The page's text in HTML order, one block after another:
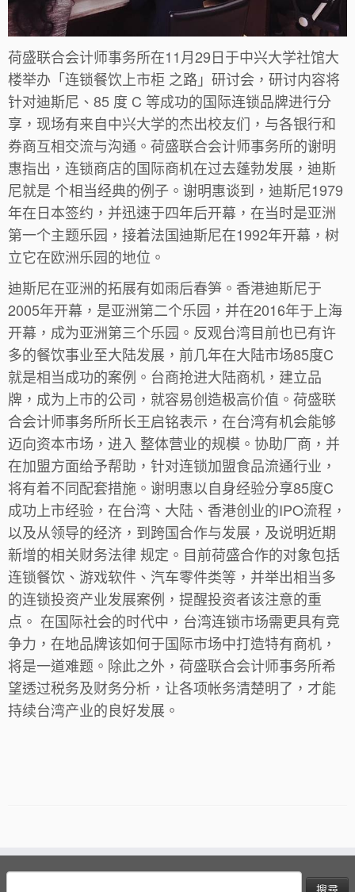
荷盛联合会计师事务所在11月29日于中兴大学社馆大
楼举办「连锁餐饮上市柜 之路」研讨会，研讨内容将
针对迪斯尼、85 度 C 等成功的国际连锁品牌进行分
享，现场有来自中兴大学的杰出校友们，与各银行和
券商互相交流与沟通。荷盛联合会计师事务所的谢明
惠指出，连锁商店的国际商机在过去蓬勃发展，迪斯
尼就是 个相当经典的例子。谢明惠谈到，迪斯尼1979
年在日本签约，并迅速于四年后开幕，在当时是亚洲
第一个主题乐园，接着法国迪斯尼在1992年开幕，树
立它在欧洲乐园的地位。
迪斯尼在亚洲的拓展有如雨后春笋。香港迪斯尼于
2005年开幕，是亚洲第二个乐园，并在2016年于上海
开幕，成为亚洲第三个乐园。反观台湾目前也已有许
多的餐饮事业至大陆发展，前几年在大陆市场85度C
就是相当成功的案例。台商抢进大陆商机，建立品
牌，成为上市的公司，就容易创造极高价值。荷盛联
合会计师事务所所长王启铭表示，在台湾有机会能够
迈向资本市场，进入 整体营业的规模。协助厂商，并
在加盟方面给予帮助，针对连锁加盟食品流通行业，
将有着不同配套措施。谢明惠以自身经验分享85度C
成功上市经验，在台湾、大陆、香港创业的IPO流程，
以及从领导的经济，到跨国合作与发展，及说明近期
新增的相关财务法律 规定。目前荷盛合作的对象包括
连锁餐饮、游戏软件、汽车零件类等，并举出相当多
的连锁投资产业发展案例，提醒投资者该注意的重
点。 在国际社会的时代中，台湾连锁市场需更具有竞
争力，在地品牌该如何于国际市场中打造特有商机，
将是一道难题。除此之外，荷盛联合会计师事务所希
望透过税务及财务分析，让各项帐务清楚明了，才能
持续台湾产业的良好发展。